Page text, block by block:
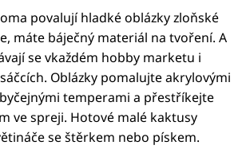
povalují hladké oblázky zloňské
máte báječný materiál na tvoření. A
se vkaždém hobby marketu i
Oblázky pomalujte akrylovými
temperami a přestříkejte
ve spreji. Hotové malé kaktusy
se štěrkem nebo pískem.